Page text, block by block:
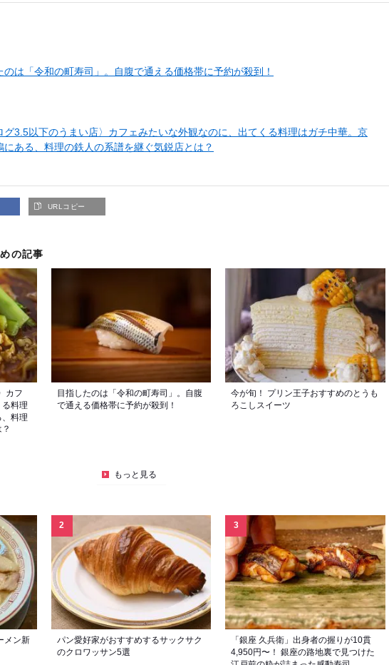
のは「令和の町寿司」。自腹で通える価格帯に予約が殺到！
グ3.5以下のうまい店〉カフェみたいな外観なのに、出てくる料理はガチ中華。京
にある、料理の鉄人の系譜を継ぐ気鋭店とは？
URLコピー
の記事
カフ
料理
料理
目指したのは「令和の町寿司」。自腹
で通える価格帯に予約が殺到！
今が旬！ プリン王子おすすめのとうも
ろこしスイーツ
もっと見る
メン新
パン愛好家がおすすめするサックサク
のクロワッサン5選
「銀座 久兵衛」出身者の握りが10貫
4,950円〜！ 銀座の路地裏で見つけた